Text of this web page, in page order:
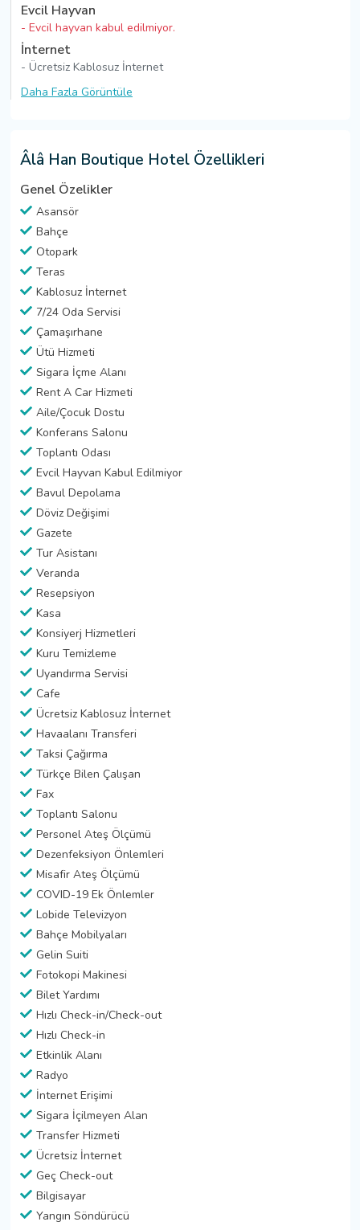
Evcil Hayvan
- Evcil hayvan kabul edilmiyor.
İnternet
- Ücretsiz Kablosuz İnternet
Daha Fazla Görüntüle
Âlâ Han Boutique Hotel Özellikleri
Genel Özelikler
Asansör
Bahçe
Otopark
Teras
Kablosuz İnternet
7/24 Oda Servisi
Çamaşırhane
Ütü Hizmeti
Sigara İçme Alanı
Rent A Car Hizmeti
Aile/Çocuk Dostu
Konferans Salonu
Toplantı Odası
Evcil Hayvan Kabul Edilmiyor
Bavul Depolama
Döviz Değişimi
Gazete
Tur Asistanı
Veranda
Resepsiyon
Kasa
Konsiyerj Hizmetleri
Kuru Temizleme
Uyandırma Servisi
Cafe
Ücretsiz Kablosuz İnternet
Havaalanı Transferi
Taksi Çağırma
Türkçe Bilen Çalışan
Fax
Toplantı Salonu
Personel Ateş Ölçümü
Dezenfeksiyon Önlemleri
Misafir Ateş Ölçümü
COVID-19 Ek Önlemler
Lobide Televizyon
Bahçe Mobilyaları
Gelin Suiti
Fotokopi Makinesi
Bilet Yardımı
Hızlı Check-in/Check-out
Hızlı Check-in
Etkinlik Alanı
Radyo
İnternet Erişimi
Sigara İçilmeyen Alan
Transfer Hizmeti
Ücretsiz İnternet
Geç Check-out
Bilgisayar
Yangın Söndürücü